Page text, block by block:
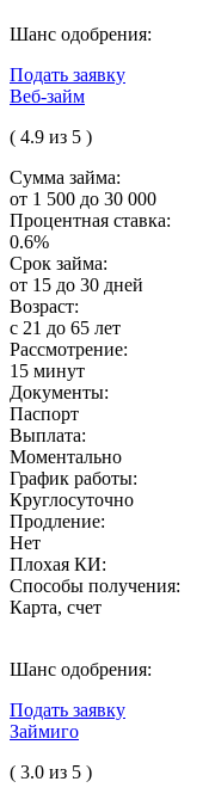
Шанс одобрения:
Подать заявку
Веб-займ
( 4.9 из 5 )
Сумма займа:
от 1 500 до 30 000
Процентная ставка:
0.6%
Срок займа:
от 15 до 30 дней
Возраст:
с 21 до 65 лет
Рассмотрение:
15 минут
Документы:
Паспорт
Выплата:
Моментально
График работы:
Круглосуточно
Продление:
Нет
Плохая КИ:
Способы получения:
Карта, счет
Шанс одобрения:
Подать заявку
Займиго
( 3.0 из 5 )